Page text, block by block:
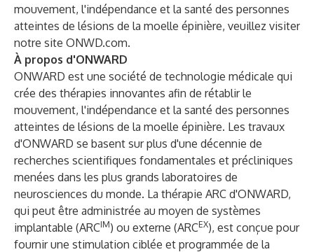
mouvement, l'indépendance et la santé des personnes
atteintes de lésions de la moelle épinière, veuillez visiter
notre site ONWD.com.
À propos d'ONWARD
ONWARD est une société de technologie médicale qui
crée des thérapies innovantes afin de rétablir le
mouvement, l'indépendance et la santé des personnes
atteintes de lésions de la moelle épinière. Les travaux
d'ONWARD se basent sur plus d'une décennie de
recherches scientifiques fondamentales et précliniques
menées dans les plus grands laboratoires de
neurosciences du monde. La thérapie ARC d'ONWARD,
qui peut être administrée au moyen de systèmes
implantable (ARCIM) ou externe (ARCEX), est conçue pour
fournir une stimulation ciblée et programmée de la